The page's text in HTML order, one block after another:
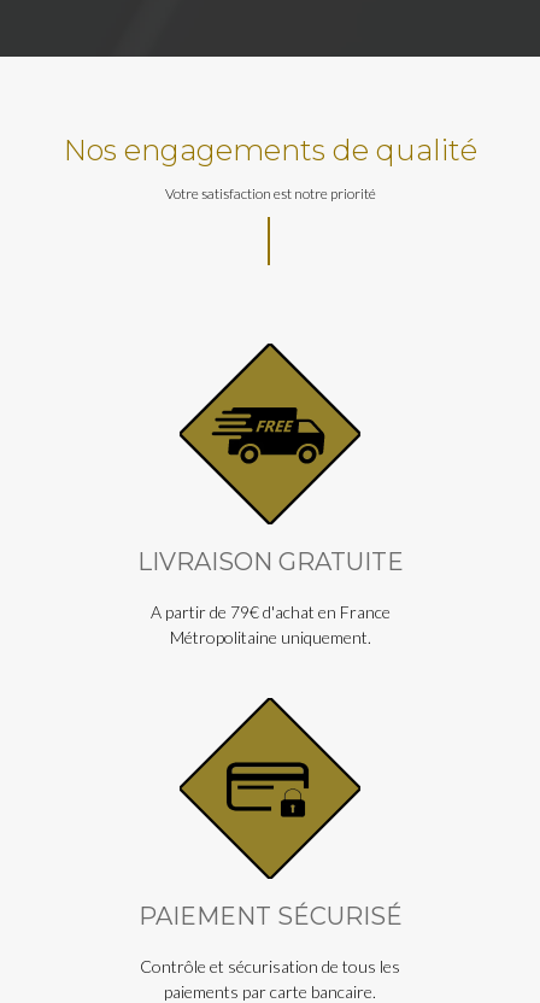
Nos engagements de qualité
Votre satisfaction est notre priorité
LIVRAISON GRATUITE
A partir de 79€ d'achat en France
Métropolitaine uniquement.
PAIEMENT SÉCURISÉ
Contrôle et sécurisation de tous les
paiements par carte bancaire.